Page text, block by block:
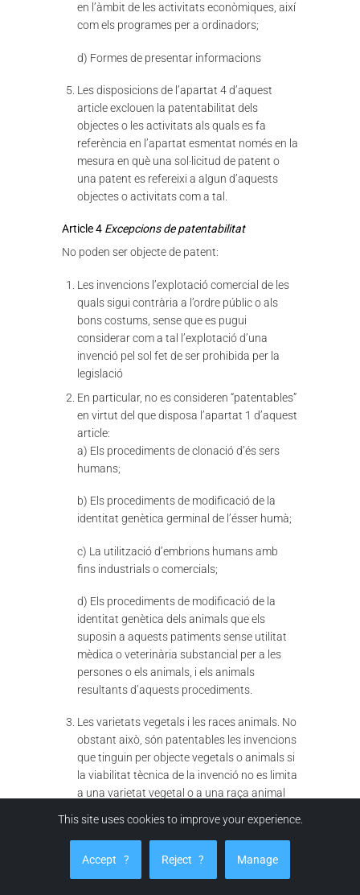
en l’àmbit de les activitats econòmiques, així
com els programes per a ordinadors;
d) Formes de presentar informacions
Les disposicions de l’apartat 4 d’aquest
article exclouen la patentabilitat dels
objectes o les activitats als quals es fa
referència en l’apartat esmentat només en la
mesura en què una sol·licitud de patent o
una patent es refereixi a algun d’aquests
objectes o activitats com a tal.
Article 4 Excepcions de patentabilitat
No poden ser objecte de patent:
Les invencions l’explotació comercial de les
quals sigui contrària a l’ordre públic o als
bons costums, sense que es pugui
considerar com a tal l’explotació d’una
invenció pel sol fet de ser prohibida per la
legislació
En particular, no es consideren “patentables”
en virtut del que disposa l’apartat 1 d’aquest
article:
a) Els procediments de clonació d’és sers
humans;
b) Els procediments de modificació de la
identitat genètica germinal de l’ésser humà;
c) La utilització d’embrions humans amb
fins industrials o comercials;
d) Els procediments de modificació de la
identitat genètica dels animals que els
suposin a aquests patiments sense utilitat
mèdica o veterinària substancial per a les
persones o els animals, i els animals
resultants d’aquests procediments.
Les varietats vegetals i les races animals. No
obstant això, són patentables les invencions
que tinguin per objecte vegetals o animals si
la viabilitat tècnica de la invenció no es limita
a una varietat vegetal o a una raça animal
d’obtenció de vegetals o d’animals. A aquest
This site uses cookies to improve your experience.
Accept ? Reject ? Manage